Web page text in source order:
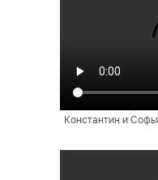
Константин и